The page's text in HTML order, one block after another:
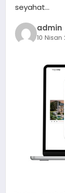
seyahat…
admin
10 Nisan